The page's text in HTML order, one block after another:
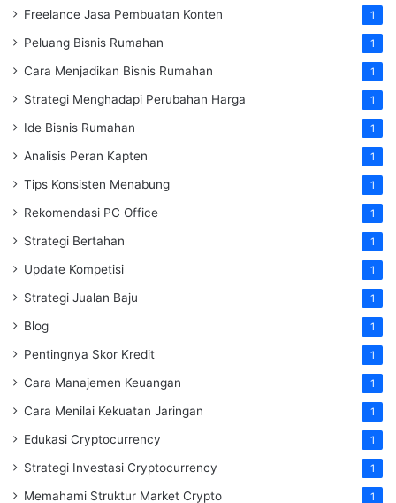
Freelance Jasa Pembuatan Konten 1
Peluang Bisnis Rumahan 1
Cara Menjadikan Bisnis Rumahan 1
Strategi Menghadapi Perubahan Harga 1
Ide Bisnis Rumahan 1
Analisis Peran Kapten 1
Tips Konsisten Menabung 1
Rekomendasi PC Office 1
Strategi Bertahan 1
Update Kompetisi 1
Strategi Jualan Baju 1
Blog 1
Pentingnya Skor Kredit 1
Cara Manajemen Keuangan 1
Cara Menilai Kekuatan Jaringan 1
Edukasi Cryptocurrency 1
Strategi Investasi Cryptocurrency 1
Memahami Struktur Market Crypto 1